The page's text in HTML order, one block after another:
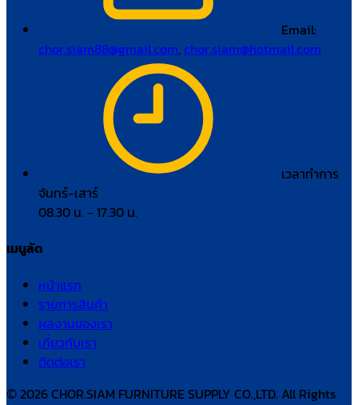
Email:
chor.siam88@gmail.com,chor.siam@hotmail.com
เวลาทำการ
จันทร์–เสาร์
08.30 น. – 17.30 น.
เมนูลัด
หน้าแรก
รายการสินค้า
ผลงานของเรา
เกี่ยวกับเรา
ติดต่อเรา
© 2026 CHOR.SIAM FURNITURE SUPPLY CO.,LTD. All Rights